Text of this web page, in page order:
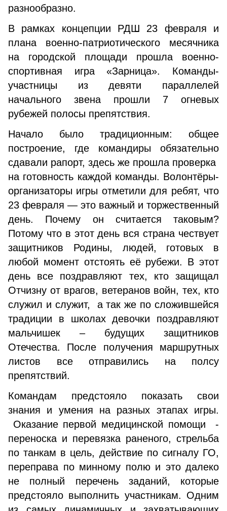
разнообразно.
В рамках концепции РДШ 23 февраля и
плана военно-патриотического месячника
на городской площади прошла военно-
спортивная игра «Зарница». Команды-
участницы из девяти параллелей
начального звена прошли 7 огневых
рубежей полосы препятствия.
Начало было традиционным: общее
построение, где командиры обязательно
сдавали рапорт, здесь же прошла проверка
на готовность каждой команды. Волонтёры-
организаторы игры отметили для ребят, что
23 февраля — это важный и торжественный
день. Почему он считается таковым?
Потому что в этот день вся страна чествует
защитников Родины, людей, готовых в
любой момент отстоять её рубежи. В этот
день все поздравляют тех, кто защищал
Отчизну от врагов, ветеранов войн, тех, кто
служил и служит, а так же по сложившейся
традиции в школах девочки поздравляют
мальчишек – будущих защитников
Отечества. После получения маршрутных
листов все отправились на полсу
препятствий.
Командам предстояло показать свои
знания и умения на разных этапах игры.
Оказание первой медицинской помощи -
переноска и перевязка раненого, стрельба
по танкам в цель, действие по сигналу ГО,
переправа по минному полю и это далеко
не полный перечень заданий, которые
предстояло выполнить участникам. Одним